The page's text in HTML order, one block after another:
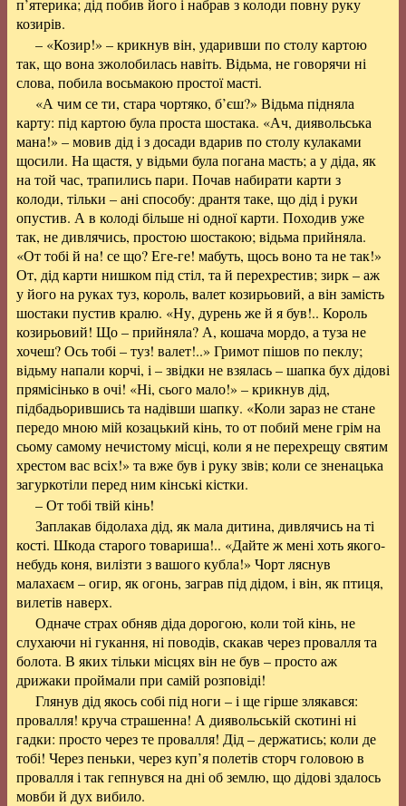
п’ятерика; дід побив його і набрав з колоди повну руку
козирів.
– «Козир!» – крикнув він, ударивши по столу картою
так, що вона зжолобилась навіть. Відьма, не говорячи ні
слова, побила восьмакою простої масті.
«А чим се ти, стара чортяко, б’єш?» Відьма підняла
карту: під картою була проста шостака. «Ач, диявольська
мана!» – мовив дід і з досади вдарив по столу кулаками
щосили. На щастя, у відьми була погана масть; а у діда, як
на той час, трапились пари. Почав набирати карти з
колоди, тільки – ані способу: дрантя таке, що дід і руки
опустив. А в колоді більше ні одної карти. Походив уже
так, не дивлячись, простою шостакою; відьма прийняла.
«От тобі й на! се що? Еге-ге! мабуть, щось воно та не так!»
От, дід карти нишком під стіл, та й перехрестив; зирк – аж
у його на руках туз, король, валет козирьовий, а він замість
шостаки пустив кралю. «Ну, дурень же й я був!.. Король
козирьовий! Що – прийняла? А, кошача мордо, а туза не
хочеш? Ось тобі – туз! валет!..» Гримот пішов по пеклу;
відьму напали корчі, і – звідки не взялась – шапка бух дідові
прямісінько в очі! «Ні, сього мало!» – крикнув дід,
підбадьорившись та надівши шапку. «Коли зараз не стане
передо мною мій козацький кінь, то от побий мене грім на
сьому самому нечистому місці, коли я не перехрещу святим
хрестом вас всіх!» та вже був і руку звів; коли се зненацька
загуркотіли перед ним кінські кістки.
– От тобі твій кінь!
Заплакав бідолаха дід, як мала дитина, дивлячись на ті
кості. Шкода старого товариша!.. «Дайте ж мені хоть якого-
небудь коня, вилізти з вашого кубла!» Чорт ляснув
малахаєм – огир, як огонь, заграв під дідом, і він, як птиця,
вилетів наверх.
Одначе страх обняв діда дорогою, коли той кінь, не
слухаючи ні гукання, ні поводів, скакав через провалля та
болота. В яких тільки місцях він не був – просто аж
дрижаки проймали при самій розповіді!
Глянув дід якось собі під ноги – і ще гірше злякався:
провалля! круча страшенна! А диявольській скотині ні
гадки: просто через те провалля! Дід – держатись; коли де
тобі! Через пеньки, через куп’я полетів сторч головою в
провалля і так гепнувся на дні об землю, що дідові здалось
мовби й дух вибило.